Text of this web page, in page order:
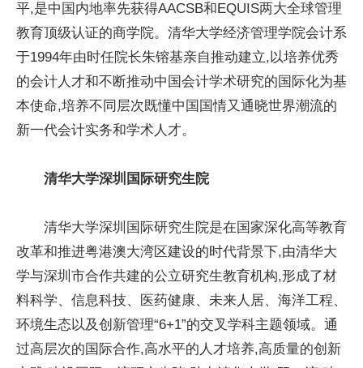
平,是中国内地率先获得AACSB和EQUIS两大全球管理
教育顶级认证的商学院。清华大学经济管理学院会计系
于1994年由时任院长朱镕基亲自推动建立,以培养优秀
的会计人才和不断推动中国会计学术研究的国际化为基
本使命,培养不同层次既懂中国国情又通晓世界潮流的
新一代会计实务和学术人才。
清华大学深圳国际研究生院
清华大学深圳国际研究生院是在国家深化高等教育
改革和推进粤港澳大湾区建设的时代背景下,由清华大
学与深圳市合作共建的公立研究生教育机构,形成了材
料科学、信息科技、医药健康、未来人居、海洋工程、
环境生态以及创新管理“6+1”的交叉学科主题领域。通
过高层次的国际合作,高水平的人才培养,高质量的创新